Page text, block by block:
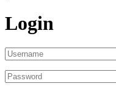
Login